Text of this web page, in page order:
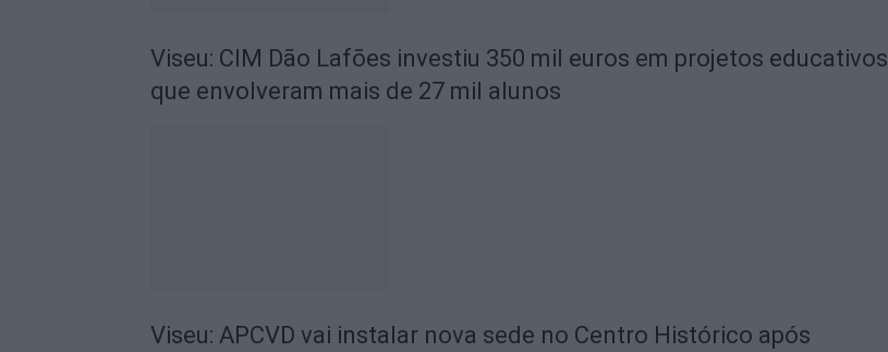
Viseu: CIM Dão Lafões investiu 350 mil euros em projetos educativos
que envolveram mais de 27 mil alunos
Viseu: APCVD vai instalar nova sede no Centro Histórico após